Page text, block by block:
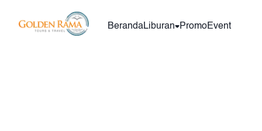
BerandaLiburan PromoEvent